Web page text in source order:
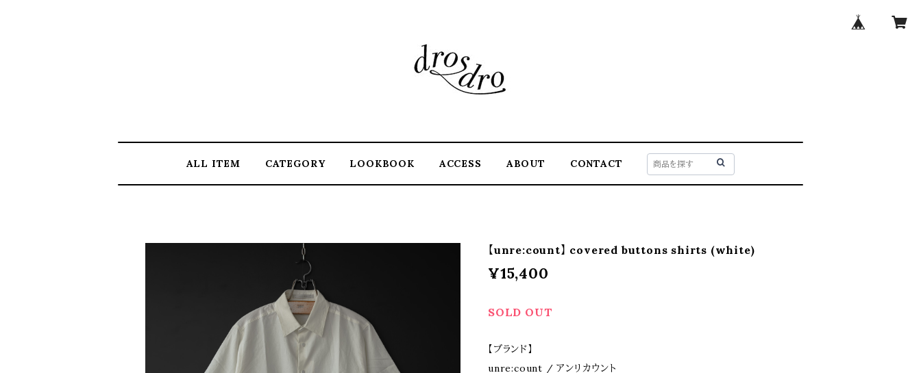
ALL ITEM CATEGORY LOOKBOOK ACCESS ABOUT CONTACT
【unre:count】 covered buttons shirts (white)
¥15,400
SOLD OUT
【ブランド】
unre:count / アンリカウント